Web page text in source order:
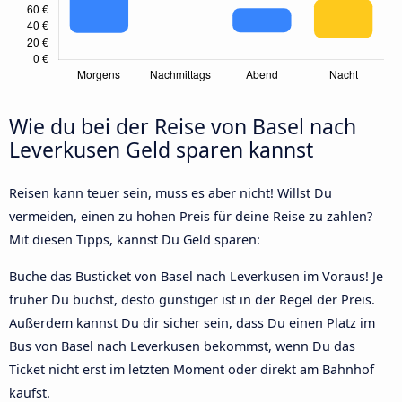
Wie du bei der Reise von Basel nach
Leverkusen Geld sparen kannst
Reisen kann teuer sein, muss es aber nicht! Willst Du
vermeiden, einen zu hohen Preis für deine Reise zu zahlen?
Mit diesen Tipps, kannst Du Geld sparen:
Buche das Busticket von Basel nach Leverkusen im Voraus! Je
früher Du buchst, desto günstiger ist in der Regel der Preis.
Außerdem kannst Du dir sicher sein, dass Du einen Platz im
Bus von Basel nach Leverkusen bekommst, wenn Du das
Ticket nicht erst im letzten Moment oder direkt am Bahnhof
kaufst.